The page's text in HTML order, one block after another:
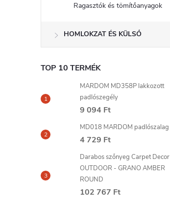
l
Ragasztók és tömítőanyagok
HOMLOKZAT ÉS KÜLSŐ
TOP 10 TERMÉK
MARDOM MD358P lakkozott
padlószegély
9 094 Ft
MD018 MARDOM padlószalag
4 729 Ft
Darabos szőnyeg Carpet Decor
OUTDOOR - GRANO AMBER
ROUND
102 767 Ft